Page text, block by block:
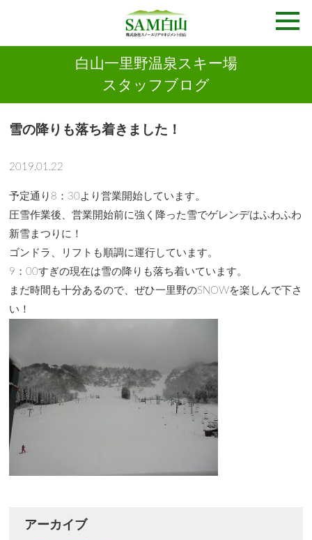
白山一里野温泉スキー場
スタッフブログ
雪の降りも落ち着きました！
2019.01.22
予定通り8：30より営業開始しています。
圧雪作業後、営業開始前に強く降った雪でゲレンデはふわふわ
新雪まつりに！
ゴンドラ、リフトも順調に運行しています。
9：00すぎの現在は雪の降りも落ち着いています。
まだ時間も十分あるので、ぜひ一里野のSNOWを楽しんで下さ
い！
アーカイブ